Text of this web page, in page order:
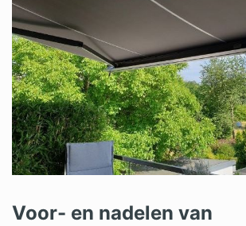
Voor- en nadelen van